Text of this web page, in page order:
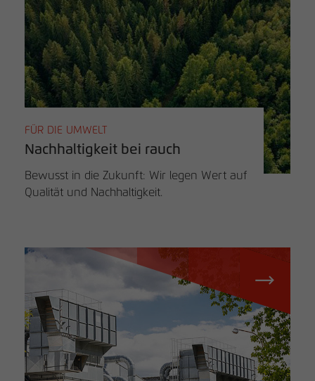
FÜR DIE UMWELT
Nachhaltigkeit bei rauch
Bewusst in die Zukunft: Wir legen Wert auf
Qualität und Nachhaltigkeit.